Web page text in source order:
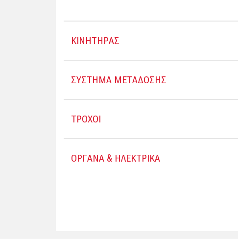
ΚΙΝΗΤΗΡΑΣ
ΣΥΣΤΗΜΑ ΜΕΤΑΔΟΣΗΣ
ΤΡΟΧΟΙ
ΟΡΓΑΝΑ & ΗΛΕΚΤΡΙΚΑ